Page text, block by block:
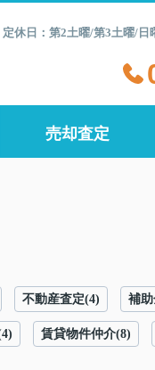
休日：第2土曜/第3土曜/
売却査定
不動産査定(4) 補
賃貸物件仲介(8)